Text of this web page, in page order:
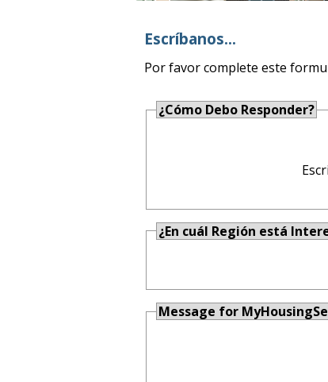
Escríbanos...
Por favor complete este
¿Cómo Debo Responder?
¿En cuál Región está
Message for